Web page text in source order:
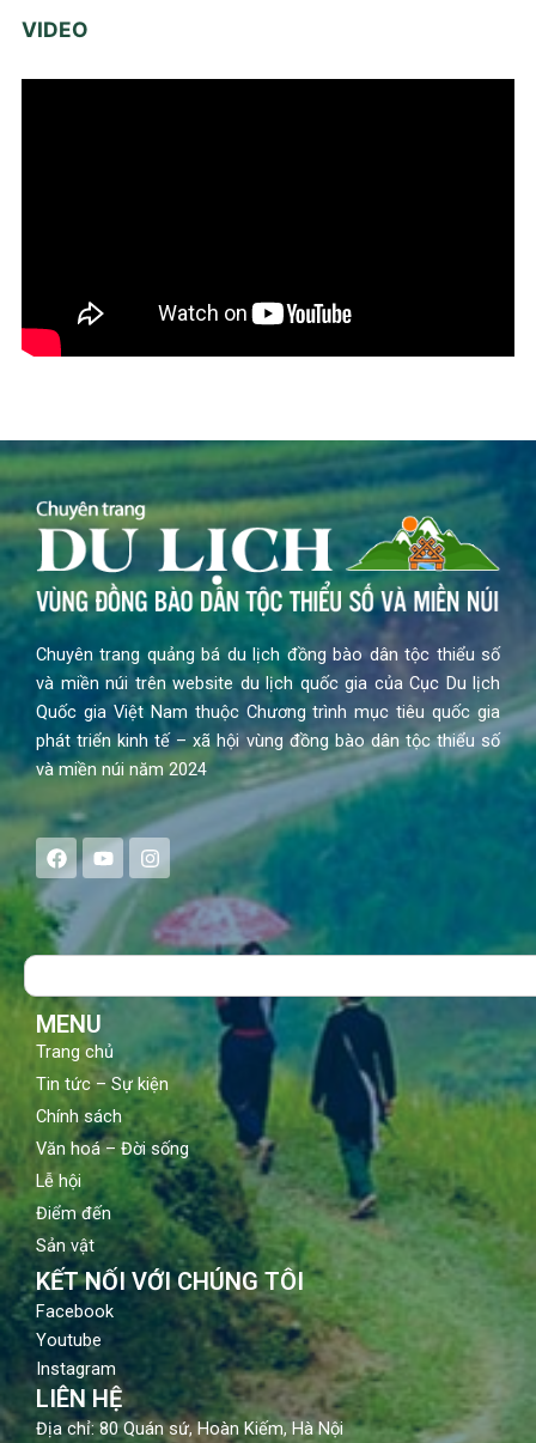
VIDEO
Chuyên trang quảng bá du lịch đồng bào dân tộc thiểu số
và miền núi trên website du lịch quốc gia của Cục Du lịch
Quốc gia Việt Nam thuộc Chương trình mục tiêu quốc gia
phát triển kinh tế – xã hội vùng đồng bào dân tộc thiểu số
và miền núi năm 2024
F
a
e
b
o
Y
o
t
u
b
I
n
s
a
g
Search
MENU
Trang chủ
Tin tức – Sự kiện
Chính sách
Văn hoá – Đời sống
Lễ hội
Điểm đến
Sản vật
KẾT NỐI VỚI CHÚNG TÔI
Facebook
Youtube
Instagram
LIÊN HỆ
Địa chỉ: 80 Quán sứ, Hoàn Kiếm, Hà Nội